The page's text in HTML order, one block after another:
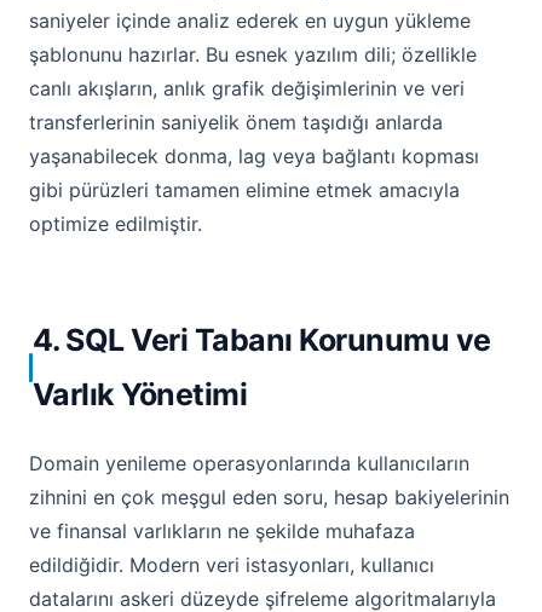
saniyeler içinde analiz ederek en uygun yükleme
şablonunu hazırlar. Bu esnek yazılım dili; özellikle
canlı akışların, anlık grafik değişimlerinin ve veri
transferlerinin saniyelik önem taşıdığı anlarda
yaşanabilecek donma, lag veya bağlantı kopması
gibi pürüzleri tamamen elimine etmek amacıyla
optimize edilmiştir.
4. SQL Veri Tabanı Korunumu ve
Varlık Yönetimi
Domain yenileme operasyonlarında kullanıcıların
zihnini en çok meşgul eden soru, hesap bakiyelerinin
ve finansal varlıkların ne şekilde muhafaza
edildiğidir. Modern veri istasyonları, kullanıcı
datalarını askeri düzeyde şifreleme algoritmalarıyla